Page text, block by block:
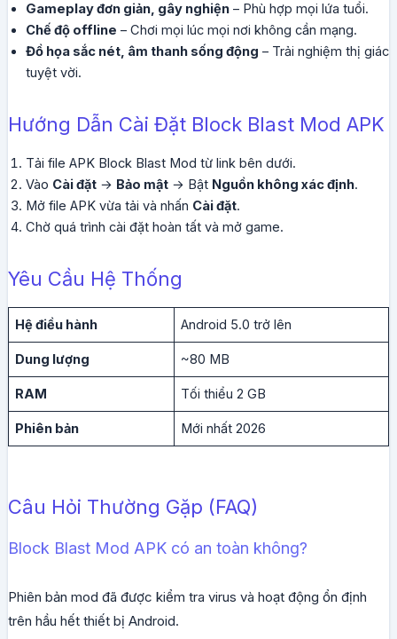
Gameplay đơn giản, gây nghiện– Phù hợp mọi lứa tuổi.
Chế độ offline – Chơi mọi lúc mọi nơi không cần mạng.
Đồ họa sắc nét, âm thanh sống động – Trải nghiệm thị giác
tuyệt vời.
Hướng Dẫn Cài Đặt Block Blast Mod APK
Tải file APK Block Blast Mod từ link bên dưới.
Vào Cài đặt→ Bảo mật→ Bật Nguồn không xác định.
Mở file APK vừa tải và nhấn Cài đặt.
Chờ quá trình cài đặt hoàn tất và mở game.
Yêu Cầu Hệ Thống
Hệ điều hành Android 5.0 trở lên
Dung lượng ~80 MB
RAM Tối thiểu 2 GB
Phiên bản Mới nhất 2026
Câu Hỏi Thường Gặp (FAQ)
Block Blast Mod APK có an toàn không?
Phiên bản mod đã được kiểm tra virus và hoạt động ổn định
trên hầu hết thiết bị Android.